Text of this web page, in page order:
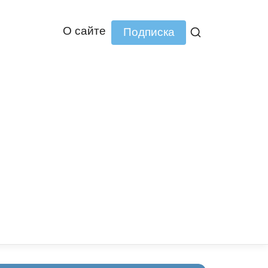
О сайте Подписка